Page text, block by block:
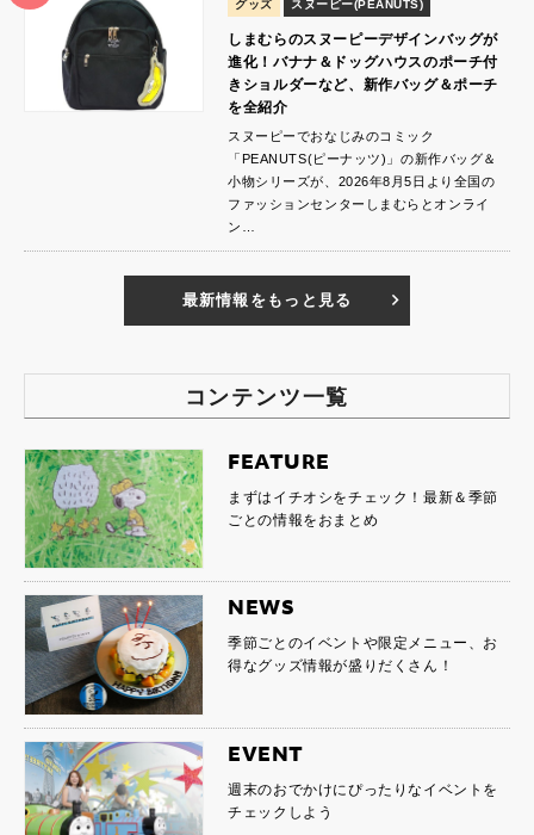
グッズ スヌーピー(PEANUTS)
しまむらのスヌーピーデザインバッグが
進化！バナナ＆ドッグハウスのポーチ付
きショルダーなど、新作バッグ＆ポーチ
を全紹介
スヌーピーでおなじみのコミック
「PEANUTS(ピーナッツ)」の新作バッグ＆
小物シリーズが、2026年8月5日より全国の
ファッションセンターしまむらとオンライ
ン…
最新情報をもっと見る
コンテンツ一覧
FEATURE
まずはイチオシをチェック！最新＆季節
ごとの情報をおまとめ
NEWS
季節ごとのイベントや限定メニュー、お
得なグッズ情報が盛りだくさん！
EVENT
週末のおでかけにぴったりなイベントを
チェックしよう